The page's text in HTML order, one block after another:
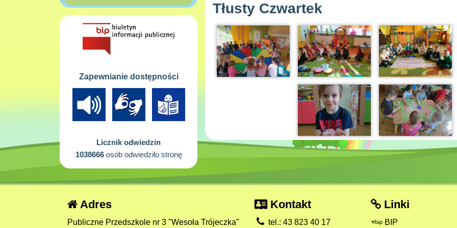
Tłusty Czwartek
Zapewnianie dostępności
Licznik odwiedzin
1038666osób odwiedziło stronę
Adres
Publiczne Przedszkole nr 3 "Wesoła Trójeczka"
Kontakt
tel.: 43 823 40 17
Linki
BIP